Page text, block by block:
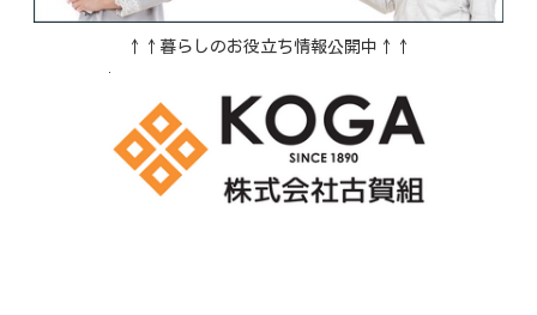
↑↑暮らしのお役立ち情報公開中↑↑